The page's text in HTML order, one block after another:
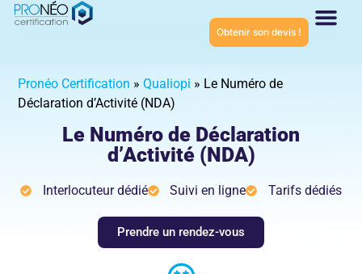
Obtenir son devis !
Pronéo Certification »Qualiopi » Le Numéro de
Déclaration d’Activité (NDA)
Le Numéro de Déclaration
d’Activité (NDA)
Interlocuteur dédié Suivi en ligne Tarifs dédiés
Prendre un rendez-vous